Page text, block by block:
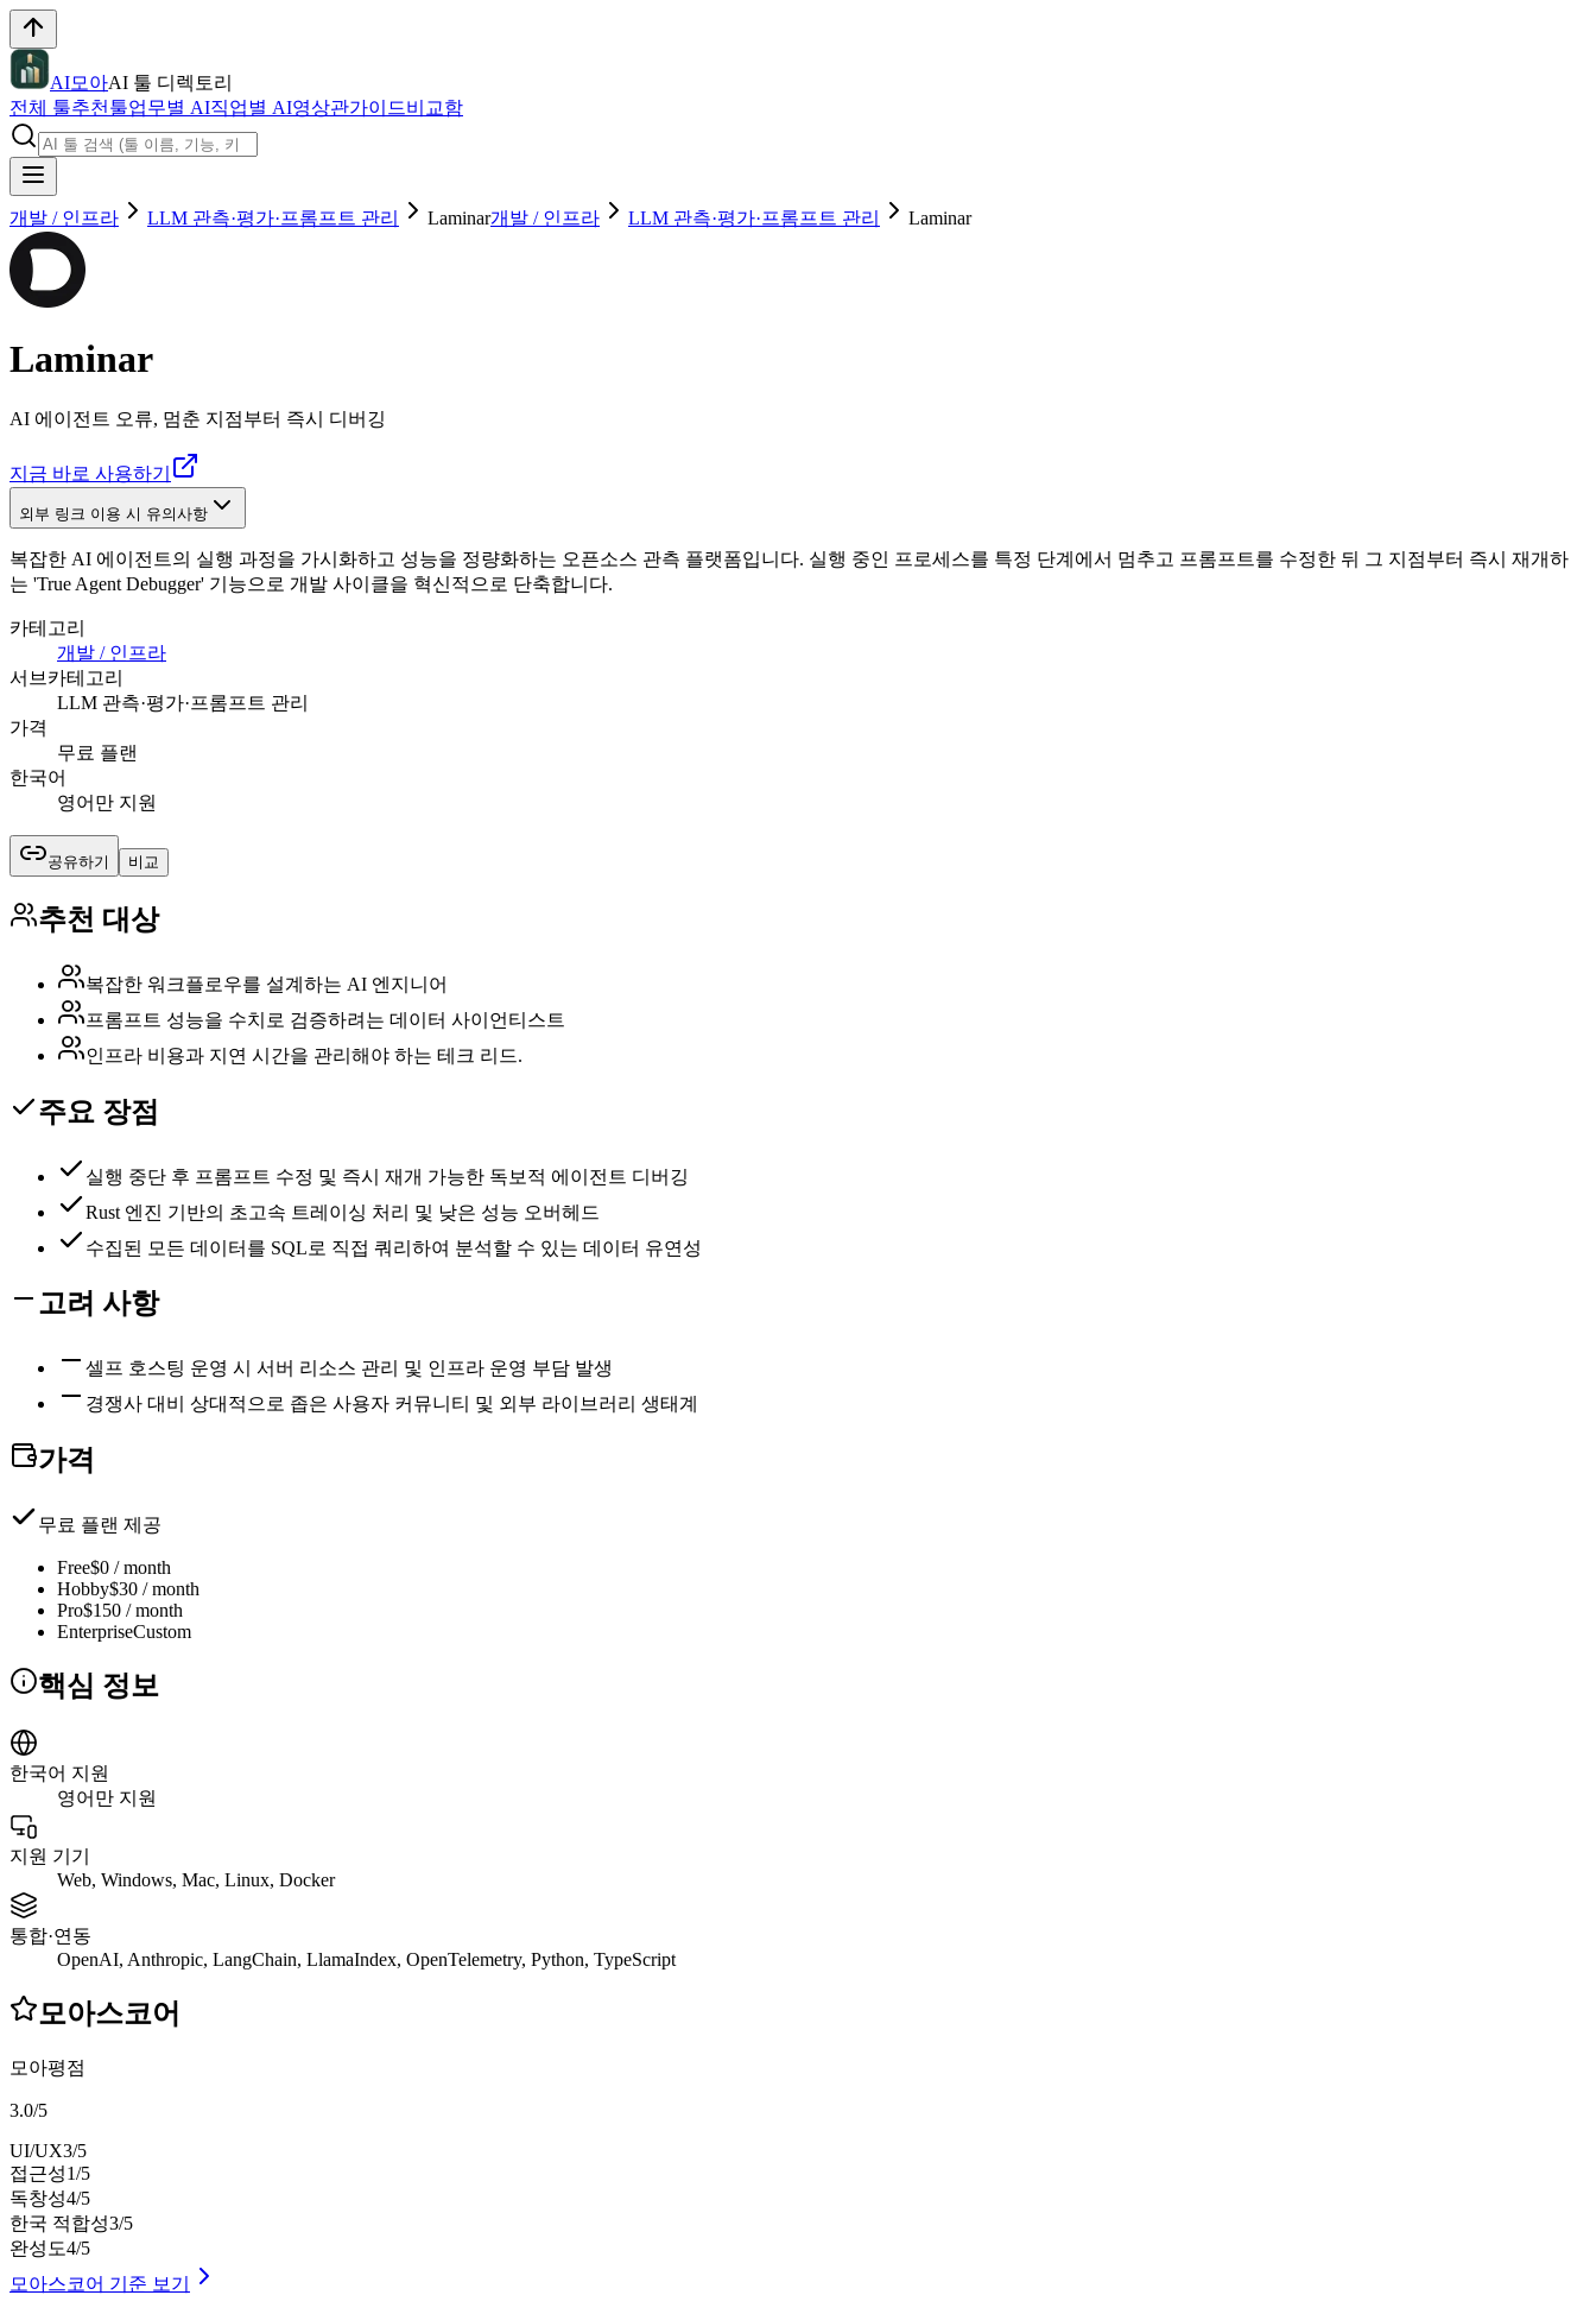
AI모아AI 툴 디렉토리
전체 툴추천툴업무별 AI직업별 AI영상관가이드비교함
개발 / 인프라 LLM 관측·평가·프롬프트 관리 Laminar개발 / 인프라 LLM 관측·평가·프롬프트 관리 Laminar
Laminar
AI 에이전트 오류, 멈춘 지점부터 즉시 디버깅
지금 바로 사용하기
외부 링크 이용 시 유의사항
복잡한 AI 에이전트의 실행 과정을 가시화하고 성능을 정량화하는 오픈소스 관측 플랫폼입니다. 실행 중인 프로세스를 특정 단계에서 멈추고 프롬프트를 수정한 뒤 그 지점부터 즉시 재개하
는 'True Agent Debugger' 기능으로 개발 사이클을 혁신적으로 단축합니다.
카테고리
개발 / 인프라
서브카테고리
LLM 관측·평가·프롬프트 관리
가격
무료 플랜
한국어
영어만 지원
공유하기 비교
추천 대상
복잡한 워크플로우를 설계하는 AI 엔지니어
프롬프트 성능을 수치로 검증하려는 데이터 사이언티스트
인프라 비용과 지연 시간을 관리해야 하는 테크 리드.
주요 장점
실행 중단 후 프롬프트 수정 및 즉시 재개 가능한 독보적 에이전트 디버깅
Rust 엔진 기반의 초고속 트레이싱 처리 및 낮은 성능 오버헤드
수집된 모든 데이터를 SQL로 직접 쿼리하여 분석할 수 있는 데이터 유연성
고려 사항
셀프 호스팅 운영 시 서버 리소스 관리 및 인프라 운영 부담 발생
경쟁사 대비 상대적으로 좁은 사용자 커뮤니티 및 외부 라이브러리 생태계
가격
무료 플랜 제공
Free$0 / month
Hobby$30 / month
Pro$150 / month
EnterpriseCustom
핵심 정보
한국어 지원
영어만 지원
지원 기기
Web, Windows, Mac, Linux, Docker
통합·연동
OpenAI, Anthropic, LangChain, LlamaIndex, OpenTelemetry, Python, TypeScript
모아스코어
모아평점
3.0/5
UI/UX3/5
접근성1/5
독창성4/5
한국 적합성3/5
완성도4/5
모아스코어 기준 보기